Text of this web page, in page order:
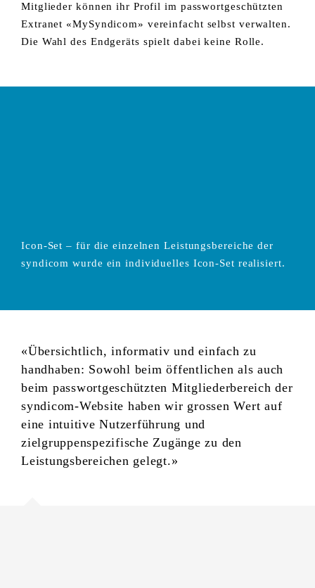
Mitglieder können ihr Profil im passwortgeschützten
Extranet «MySyndicom» vereinfacht selbst verwalten.
Die Wahl des Endgeräts spielt dabei keine Rolle.
Icon-Set – für die einzelnen Leistungsbereiche der
syndicom wurde ein individuelles Icon-Set realisiert.
«Übersichtlich, informativ und einfach zu
handhaben: Sowohl beim öffentlichen als auch
beim passwortgeschützten Mitgliederbereich der
syndicom-Website haben wir grossen Wert auf
eine intuitive Nutzerführung und
zielgruppenspezifische Zugänge zu den
Leistungsbereichen gelegt.»